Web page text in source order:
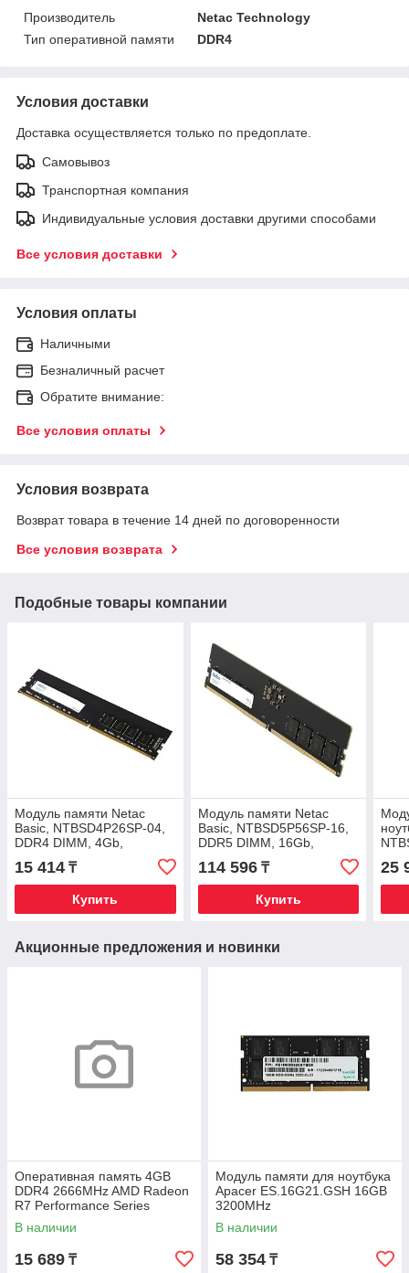
Производитель
Netac Technology
Тип оперативной памяти
DDR4
Условия доставки
Доставка осуществляется только по предоплате.
Самовывоз
Транспортная компания
Индивидуальные условия доставки другими способами
Все условия доставки
Условия оплаты
Наличными
Безналичный расчет
Обратите внимание:
Все условия оплаты
Условия возврата
Возврат товара в течение 14 дней по договоренности
Все условия возврата
Подобные товары компании
Модуль памяти Netac
Basic, NTBSD4P26SP-04,
DDR4 DIMM, 4Gb,
2666MHz, C19
15 414 ₸
Купить
Модуль памяти Netac
Basic, NTBSD5P56SP-16,
DDR5 DIMM, 16Gb,
5600Mhz, C46
114 596₸
Купить
C19
25
Акционные предложения и новинки
Оперативная память 4GB
DDR4 2666MHz AMD Radeon
R7 Performance Series
R744G2606U1S-U Retail Pack
В наличии
15 689 ₸
Модуль памяти для ноутбука
Apacer ES.16G21.GSH 16GB
3200MHz
В наличии
58 354 ₸